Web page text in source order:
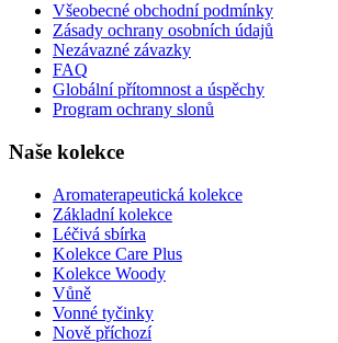
Všeobecné obchodní podmínky
Zásady ochrany osobních údajů
Nezávazné závazky
FAQ
Globální přítomnost a úspěchy
Program ochrany slonů
Naše kolekce
Aromaterapeutická kolekce
Základní kolekce
Léčivá sbírka
Kolekce Care Plus
Kolekce Woody
Vůně
Vonné tyčinky
Nově příchozí